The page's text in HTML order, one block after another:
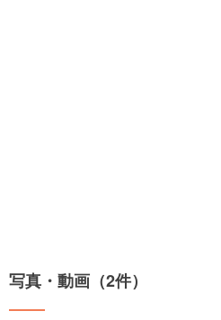
写真・動画（2件）